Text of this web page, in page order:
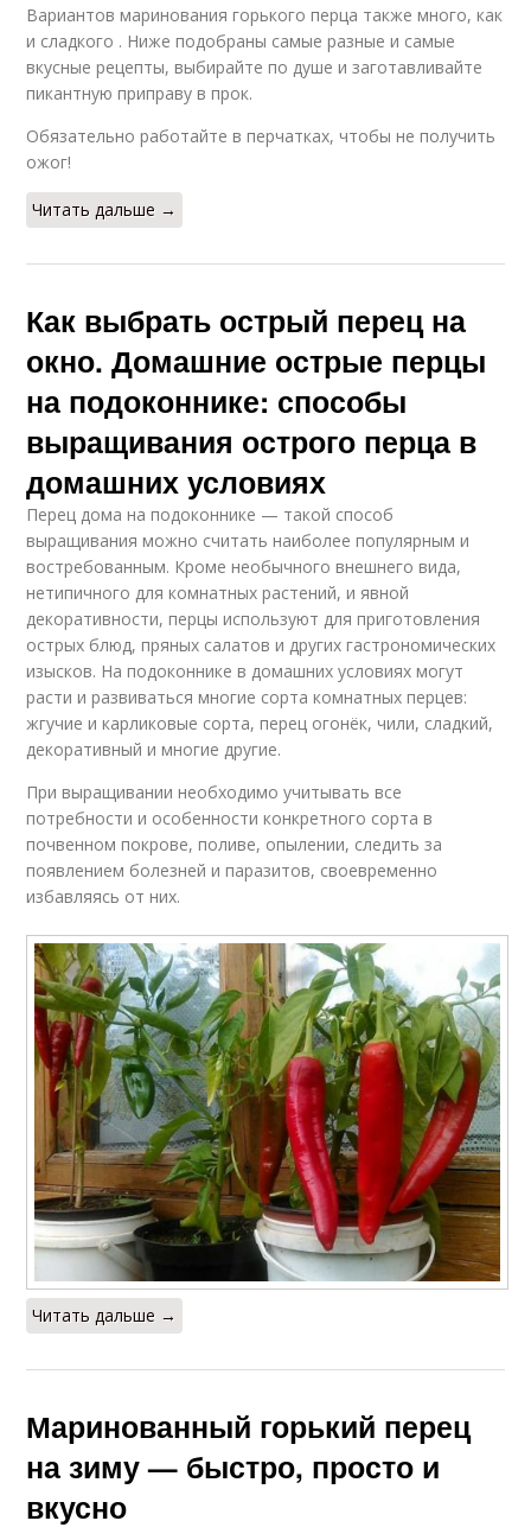
Вариантов маринования горького перца также много, как
и сладкого . Ниже подобраны самые разные и самые
вкусные рецепты, выбирайте по душе и заготавливайте
пикантную приправу в прок.
Обязательно работайте в перчатках, чтобы не получить
ожог!
Читать дальше →
Как выбрать острый перец на
окно. Домашние острые перцы
на подоконнике: способы
выращивания острого перца в
домашних условиях
Перец дома на подоконнике — такой способ
выращивания можно считать наиболее популярным и
востребованным. Кроме необычного внешнего вида,
нетипичного для комнатных растений, и явной
декоративности, перцы используют для приготовления
острых блюд, пряных салатов и других гастрономических
изысков. На подоконнике в домашних условиях могут
расти и развиваться многие сорта комнатных перцев:
жгучие и карликовые сорта, перец огонёк, чили, сладкий,
декоративный и многие другие.
При выращивании необходимо учитывать все
потребности и особенности конкретного сорта в
почвенном покрове, поливе, опылении, следить за
появлением болезней и паразитов, своевременно
избавляясь от них.
Читать дальше →
Маринованный горький перец
на зиму — быстро, просто и
вкусно